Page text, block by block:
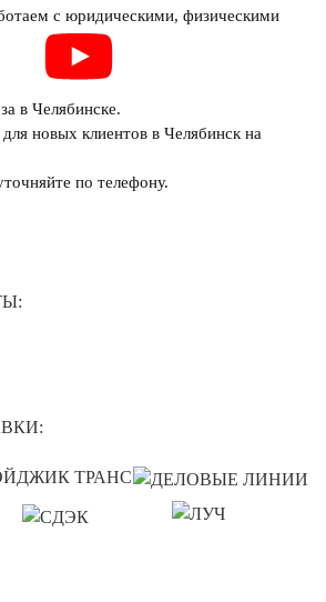
с юридическими, физическими
в Челябинске.
новых клиентов в Челябинск на
по телефону.